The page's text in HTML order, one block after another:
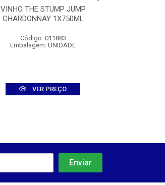
VINHO THE STUMP JUMP
CHARDONNAY 1X750ML
Código: 011883
Embalagem: UNIDADE
VER PREÇO